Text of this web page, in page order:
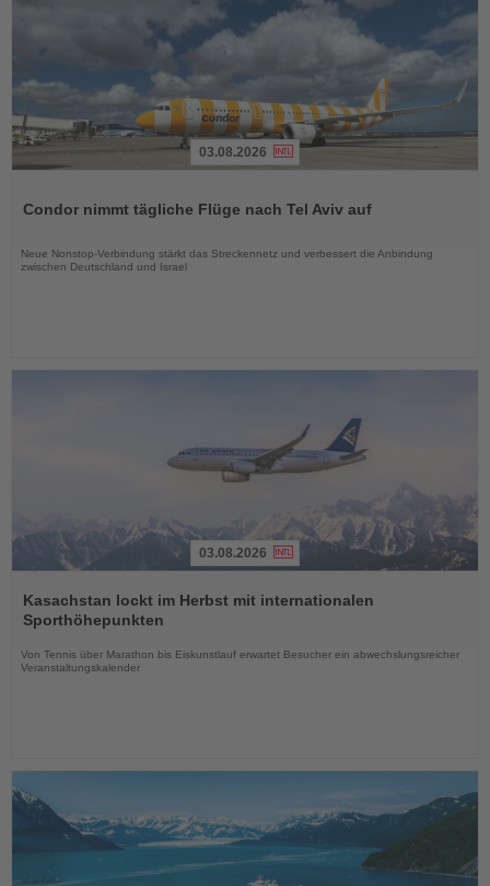
die
03.08.2026
Condor nimmt tägliche Flüge nach Tel Aviv auf
Neue Nonstop-Verbindung stärkt das Streckennetz und verbessert die Anbindung
zwischen Deutschland und Israel
Sie
die
Nachrichten
03.08.2026
Kasachstan lockt im Herbst mit internationalen
Sporthöhepunkten
Von Tennis über Marathon bis Eiskunstlauf erwartet Besucher ein abwechslungsreicher
Veranstaltungskalender